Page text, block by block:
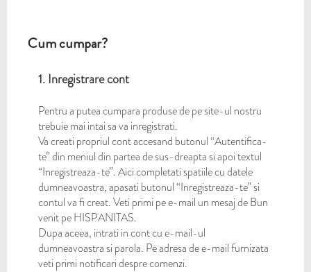
Cum cumpar?
1. Inregistrare cont
Pentru a putea cumpara produse de pe site-ul nostru
trebuie mai intai sa va inregistrati.
Va creati propriul cont accesand butonul “Autentifica-
te” din meniul din partea de sus-dreapta si apoi textul
“Inregistreaza-te”. Aici completati spatiile cu datele
dumneavoastra, apasati butonul “Inregistreaza-te” si
contul va fi creat. Veti primi pe e-mail un mesaj de Bun
venit pe HISPANITAS.
Dupa aceea, intrati in cont cu e-mail-ul
dumneavoastra si parola. Pe adresa de e-mail furnizata
veti primi notificari despre comenzi.